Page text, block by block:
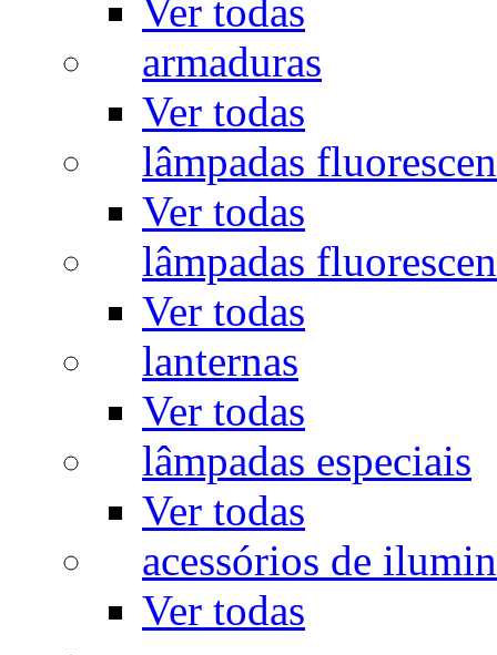
Ver todas
armaduras
Ver todas
lâmpadas
Ver todas
lâmpadas
Ver todas
lanternas
Ver todas
lâmpadas especiais
Ver todas
acessórios de
Ver todas